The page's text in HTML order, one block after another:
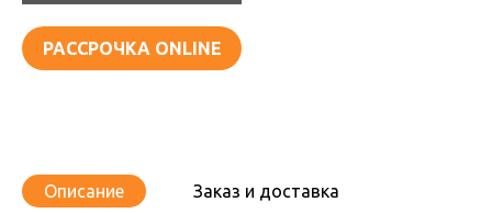
РАССРОЧКА ONLINE
Описание
Заказ и доставка